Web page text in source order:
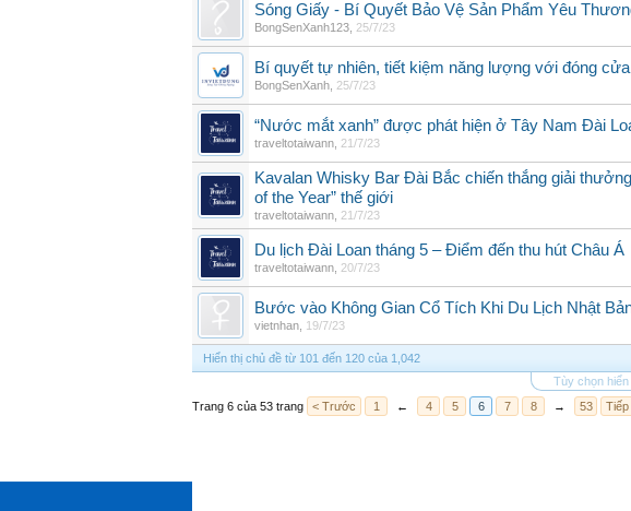
Sóng Giấy - Bí Quyết Bảo Vệ Sản Phẩm Yêu
BongSenXanh123 25/7/23
Bí quyết tự nhiên, tiết kiệm năng lượng với đóng
BongSenXanh 25/7/23
“Nước mắt xanh” được phát hiện ở Tây Nam Đài
traveltotaiwann 21/7/23
Kavalan Whisky Bar Đài Bắc chiến thắng giải
of the Year” thế giới
traveltotaiwann 21/7/23
Du lịch Đài Loan tháng 5 – Điểm đến thu hút Châu Á
traveltotaiwann 20/7/23
Bước vào Không Gian Cổ Tích Khi Du Lịch Nhật
vietnhan 19/7/23
Hiển thị chủ đề từ 101 đến 120 của 1,042
Tùy chọn hiển
Trang 6 của 53 trang < Trước 1 ← 4 5 6 7 8 → 53 Tiếp